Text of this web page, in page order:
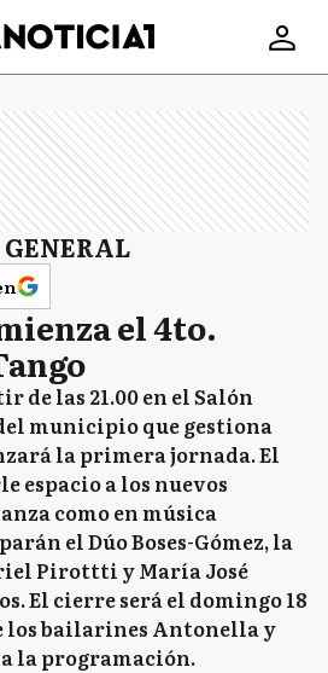
el 4to.
de las 21.00 en el Salón
municipio que gestiona
la primera jornada. El
espacio a los nuevos
como en música
el Dúo Boses-Gómez, la
Pirottti y María José
El cierre será el domingo 18
los bailarines Antonella y
la programación.